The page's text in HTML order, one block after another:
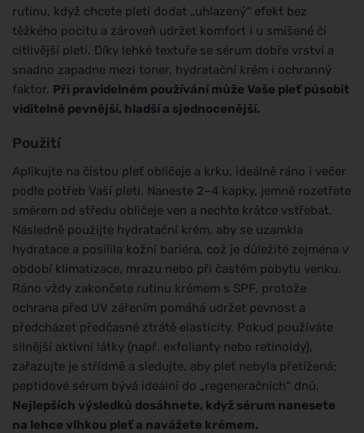
rutinu, když chcete pleti dodat „uhlazený“ efekt bez
těžkého pocitu a zároveň udržet komfort i u smíšené či
citlivější pleti. Díky lehké textuře se sérum dobře vrství a
snadno zapadne mezi toner, hydratační krém i ochranný
faktor. Při pravidelném používání může Vaše pleť působit
viditelně pevnější, hladší a sjednocenější.
Použití
Aplikujte na čistou pleť obličeje a krku, ideálně ráno i večer
podle potřeb Vaší pleti. Naneste 2–4 kapky, jemně rozetřete
směrem od středu obličeje ven a nechte krátce vstřebat.
Následně použijte hydratační krém, aby se uzamkla
hydratace a posílila kožní bariéra, což je důležité zejména v
období klimatizace, mrazu nebo při častém pobytu venku.
Ráno vždy zakončete rutinu krémem s SPF, protože
ochrana před UV zářením pomáhá udržet pevnost a
předcházet předčasné ztrátě elasticity. Pokud používáte
silnější aktivní látky (např. exfolianty nebo retinoidy),
zařazujte je střídmě a sledujte, aby pleť nebyla přetížená;
peptidové sérum bývá ideální do „regeneračních“ dnů.
Nejlepších výsledků dosáhnete, když sérum nanesete
na lehce vlhkou pleť a navážete krémem.